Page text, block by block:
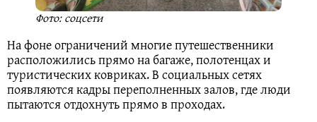
Фото: соцсети
На фоне ограничений многие путешественники
расположились прямо на багаже, полотенцах и
туристических ковриках. В социальных сетях
появляются кадры переполненных залов, где люди
пытаются отдохнуть прямо в проходах.